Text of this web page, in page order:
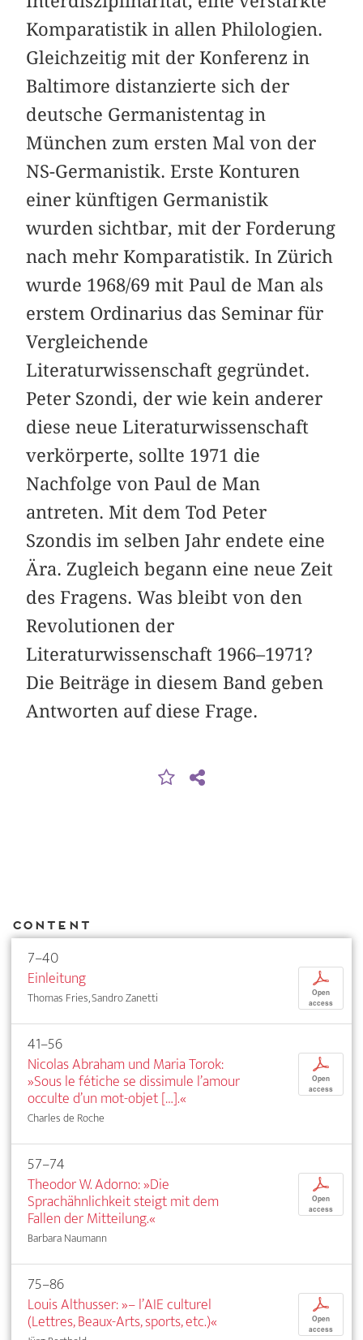
Komparatistik in allen Philologien.
Gleichzeitig mit der Konferenz in
Baltimore distanzierte sich der
deutsche Germanistentag in
München zum ersten Mal von der
NS-Germanistik. Erste Konturen
einer künftigen Germanistik
wurden sichtbar, mit der Forderung
nach mehr Komparatistik. In Zürich
wurde 1968/69 mit Paul de Man als
erstem Ordinarius das Seminar für
Vergleichende
Literaturwissenschaft gegründet.
Peter Szondi, der wie kein anderer
diese neue Literaturwissenschaft
verkörperte, sollte 1971 die
Nachfolge von Paul de Man
antreten. Mit dem Tod Peter
Szondis im selben Jahr endete eine
Ära. Zugleich begann eine neue Zeit
des Fragens. Was bleibt von den
Revolutionen der
Literaturwissenschaft 1966–1971?
Die Beiträge in diesem Band geben
Antworten auf diese Frage.
Content
7–40
Einleitung
Thomas Fries, Sandro Zanetti
p
Open
access
41–56
Nicolas Abraham und Maria Torok:
»Sous le fétiche se dissimule l’amour
occulte d’un mot-objet […].«
Charles de Roche
p
Open
access
57–74
Theodor W. Adorno: »Die
Sprachähnlichkeit steigt mit dem
Fallen der Mitteilung.«
Barbara Naumann
p
Open
access
75–86
Louis Althusser: »– l’AIE culturel
(Lettres, Beaux-Arts, sports, etc.)«
p
Open
access